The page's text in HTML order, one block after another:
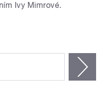
Ivy Mimrové.